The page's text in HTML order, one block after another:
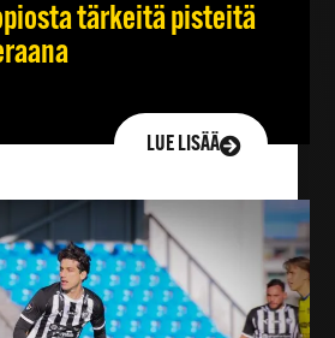
tärkeitä pisteitä
LUE LISÄÄ